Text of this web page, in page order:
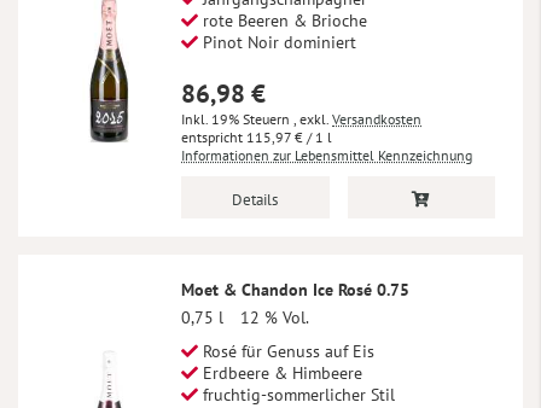
rote Beeren & Brioche
Pinot Noir dominiert
86,98 €
Inkl. 19% Steuern , exkl. Versandkosten
115,97 € / 1 l
Informationen zur Lebensmittel Kennzeichnung
Details
Moet & Chandon Ice Rosé 0.75
0,75 l
12 % Vol.
Rosé für Genuss auf Eis
Erdbeere & Himbeere
fruchtig-sommerlicher Stil